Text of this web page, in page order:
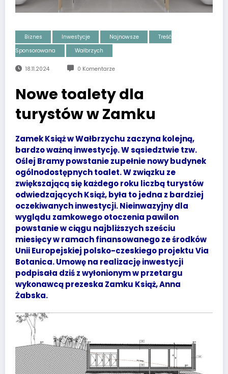
Biznes Inwestycje Najnowsze
Treść
Sponsorowana
Wałbrzych
18.11.2024 0 Komentarze
Nowe toalety dla
turystów w Zamku
Zamek Książ w Wałbrzychu zaczyna kolejną,
bardzo ważną inwestycję. W sąsiedztwie tzw.
Oślej Bramy powstanie zupełnie nowy budynek
ogólnodostępnych toalet. W związku ze
zwiększającą się każdego roku liczbą turystów
odwiedzających Książ, była to jedna z bardziej
oczekiwanych inwestycji. Nieinwazyjny dla
wyglądu zamkowego otoczenia pawilon
powstanie w ciągu najbliższych sześciu
miesięcy w ramach finansowanego ze środków
Unii Europejskiej polsko-czeskiego projektu Via
Botanica. Umowę na realizację inwestycji
podpisała dziś z wyłonionym w przetargu
wykonawcą prezeska Zamku Książ, Anna
Żabska.